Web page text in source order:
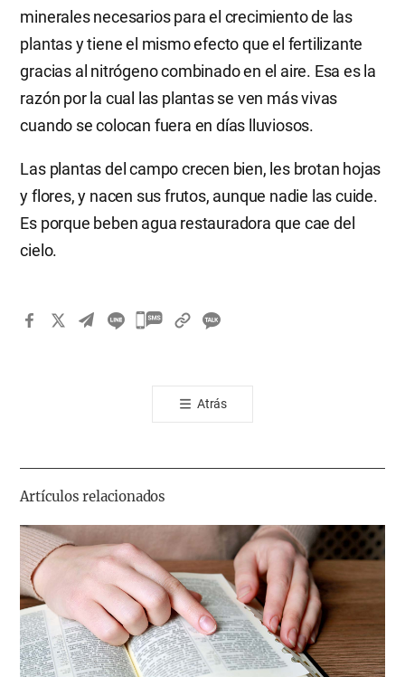
minerales necesarios para el crecimiento de las
plantas y tiene el mismo efecto que el fertilizante
gracias al nitrógeno combinado en el aire. Esa es la
razón por la cual las plantas se ven más vivas
cuando se colocan fuera en días lluviosos.
Las plantas del campo crecen bien, les brotan hojas
y flores, y nacen sus frutos, aunque nadie las cuide.
Es porque beben agua restauradora que cae del
cielo.
카
톡
공
기
Atrás
Artículos relacionados